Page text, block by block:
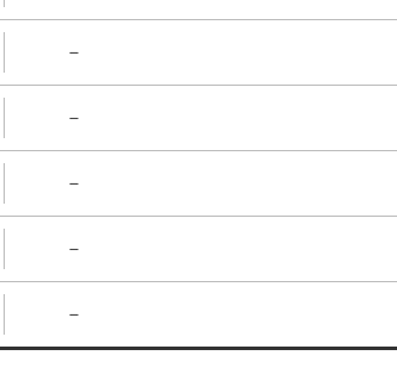
－
－
－
－
－